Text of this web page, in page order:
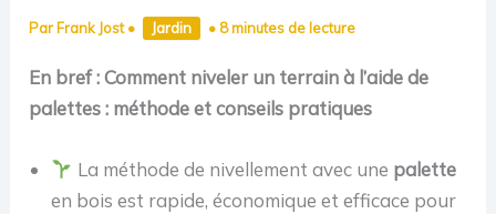
Par Frank Jost• Jardin • 8 minutes de lecture
En bref : Comment niveler un terrain à l’aide de
palettes : méthode et conseils pratiques
La méthode de nivellement avec une palette
en bois est rapide, économique et efficace pour